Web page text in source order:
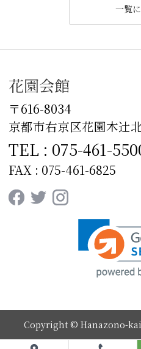
一覧
花園会館
〒616-8034
京都市右京区花園木辻󠄀
TEL : 075-461-
FAX : 075-461-6825
Copyright © Hanazono-